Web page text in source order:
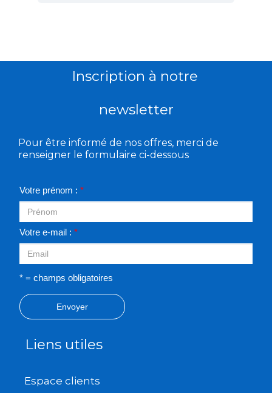
Inscription à notre
newsletter
Pour être informé de nos offres, merci de
renseigner le formulaire ci-dessous
Votre prénom : *
Votre e-mail : *
* = champs obligatoires
Envoyer
Liens utiles
Espace clients